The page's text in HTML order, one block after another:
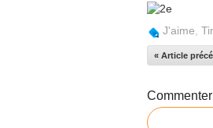
J'aime
« Article